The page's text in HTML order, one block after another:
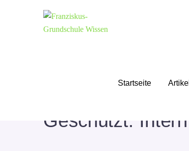
Startseite Artikel
Geschützt: Intern